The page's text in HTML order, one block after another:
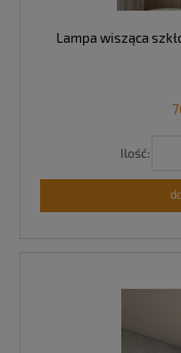
Lampa wisząca
Ilość: